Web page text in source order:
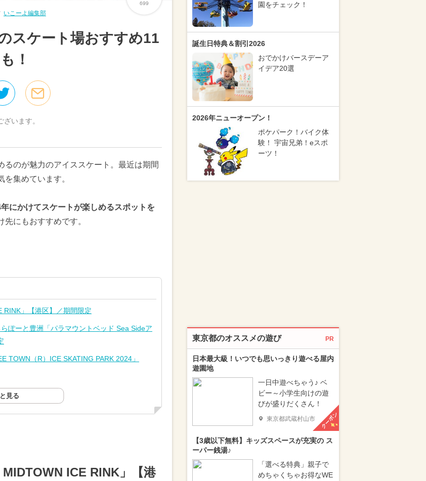
699
いこーよ編集部
スケート場おすすめ11
！
います。
のが魅力のアイススケート。最近は期間
集めています。
にかけてスケートが楽しめるスポットを
にもおすすめです。
RINK」【港区】／期間限定
ぽーと豊洲「パラマウントベッド Sea Sideア
TOWN（R）ICE SKATING PARK 2024」
見る
ICE RINK」【港
園をチェック！
誕生日特典＆割引2026
おでかけバースデーア
イデア20選
2026年ニューオープン！
ポケパーク！バイク体
験！ 宇宙兄弟！eスポ
ーツ！
東京都のオススメの遊び PR
日本最大級！いつでも思いっきり遊べる屋内
遊園地
一日中遊べちゃう♪ ベ
ビー～小学生向けの遊
びが盛りだくさん！
東京都武蔵村山市 クーポン
【3歳以下無料】キッズスペースが充実の ス
ーパー銭湯♪
「選べる特典」親子で
めちゃくちゃお得なWE